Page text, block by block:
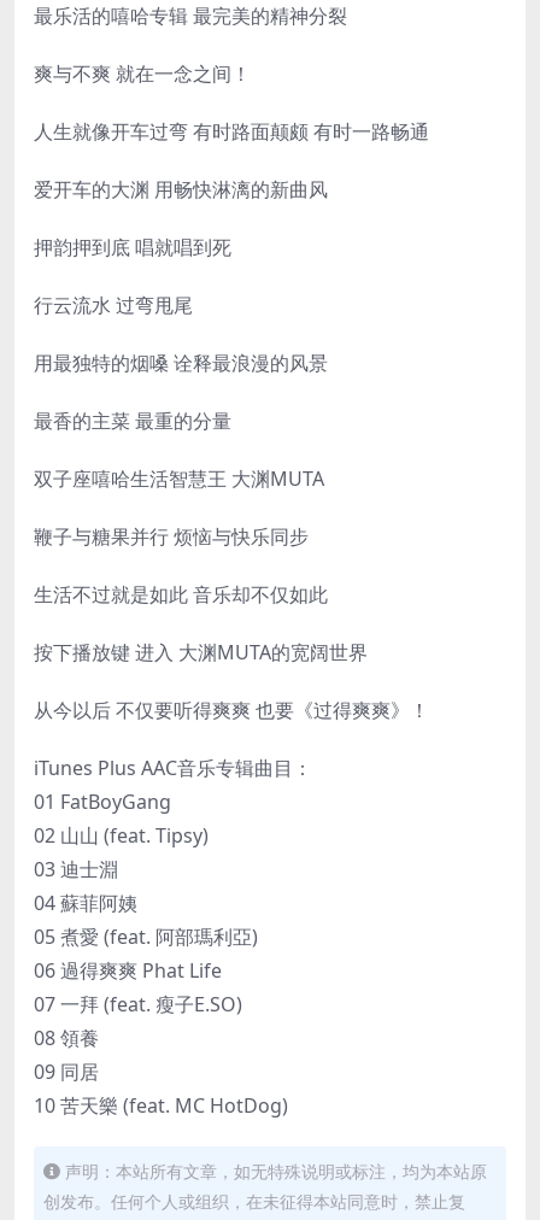
最乐活的嘻哈专辑 最完美的精神分裂
爽与不爽 就在一念之间！
人生就像开车过弯 有时路面颠颇 有时一路畅通
爱开车的大渊 用畅快淋漓的新曲风
押韵押到底 唱就唱到死
行云流水 过弯甩尾
用最独特的烟嗓 诠释最浪漫的风景
最香的主菜 最重的分量
双子座嘻哈生活智慧王 大渊MUTA
鞭子与糖果并行 烦恼与快乐同步
生活不过就是如此 音乐却不仅如此
按下播放键 进入 大渊MUTA的宽阔世界
从今以后 不仅要听得爽爽 也要《过得爽爽》！
iTunes Plus AAC音乐专辑曲目：
01 FatBoyGang
02 山山 (feat. Tipsy)
03 迪士淵
04 蘇菲阿姨
05 煮愛 (feat. 阿部瑪利亞)
06 過得爽爽 Phat Life
07 一拜 (feat. 瘦子E.SO)
08 領養
09 同居
10 苦天樂 (feat. MC HotDog)
声明：本站所有文章，如无特殊说明或标注，均为本站原
创发布。任何个人或组织，在未征得本站同意时，禁止复